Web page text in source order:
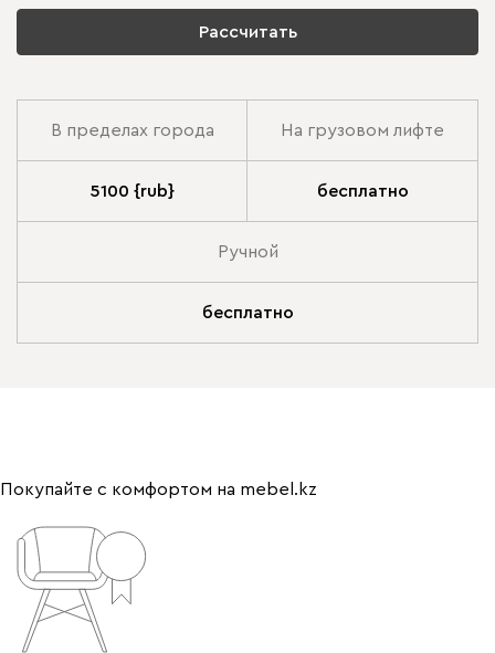
Рассчитать
В пределах города На грузовом лифте
5100 {rub} бесплатно
Ручной
бесплатно
Покупайте с комфортом на mebel.kz